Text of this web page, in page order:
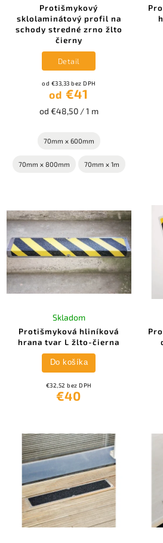
Protišmykový
sklolaminátový profil na
schody stredné zrno žlto
čierny
od €33,33 bez DPH
od €41
od €48,50 / 1 m
Detail
70mm x 600mm
70mm x 800mm 70mm x 1m
Protišmyková hliníková
hrana tvar L žlto-čierna
Skladom
€32,52 bez DPH
€40
Do košíka